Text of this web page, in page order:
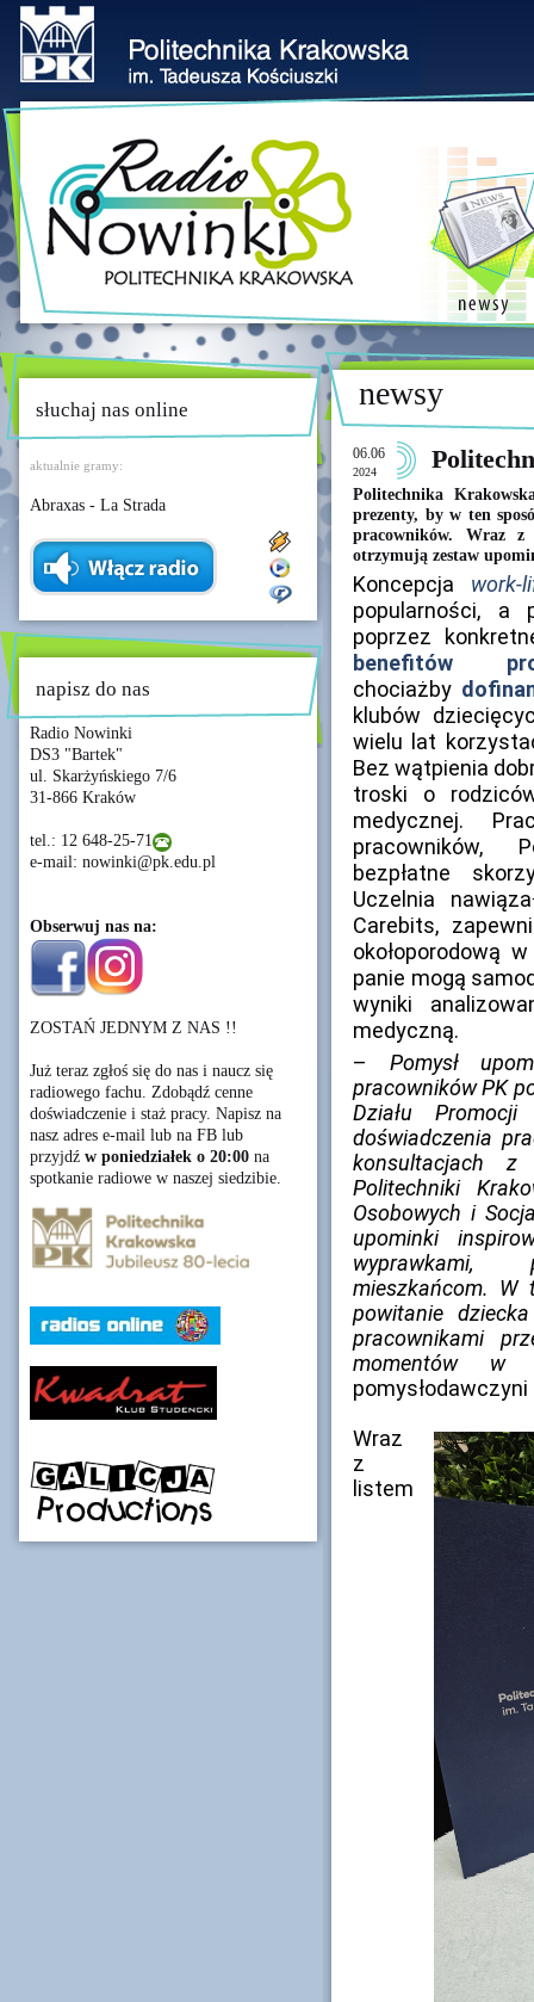
słuchaj nas online
aktualnie gramy:
Abraxas - La Strada
napisz do nas
Radio Nowinki
DS3 "Bartek"
ul. Skarżyńskiego 7/6
31-866 Kraków
tel.: 12 648-25-71
e-mail: nowinki@pk.edu.pl
Obserwuj nas na:
ZOSTAŃ JEDNYM Z NAS !!
Już teraz zgłoś się do nas i naucz się
radiowego fachu. Zdobądź cenne
doświadczenie i staż pracy. Napisz na
nasz adres e-mail lub na FB lub
przyjdź w poniedziałek o 20:00 na
spotkanie radiowe w naszej siedzibie.
newsy
06.06
2024
Politechnika
prezenty, by w ten
pracowników. Wraz
otrzymują zestaw
Koncepcja work-
popularności, a
poprzez
benefitów
chociażby
klubów
wielu lat
Bez wątpienia
troski o
medycznej.
pracowników,
bezpłatne
Uczelnia
Carebits,
okołoporodową
panie mogą
wyniki
medyczną.
– Pomysł
pracowników PK
Działu
doświadczenia
konsultacjach z
Politechniki
Osobowych i
upominki
wyprawkami,
mieszkańcom. W
powitanie
pracownikami
momentów w
Wraz
z
listem